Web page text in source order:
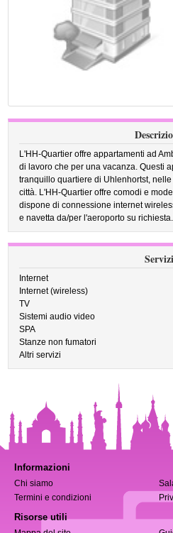
L'HH-Quartier offre appartamenti ad
di lavoro che per una vacanza. Questi
tranquillo quartiere di Uhlenhortst,
città. L'HH-Quartier offre comodi e
dispone di connessione internet
e navetta da/per l'aeroporto su richiesta.
Servizi
Internet
Internet (wireless)
TV
Sistemi audio video
SPA
Stanze non fumatori
Altri servizi
Informazioni
Chi siamo
Termini e condizioni
Risorse utili